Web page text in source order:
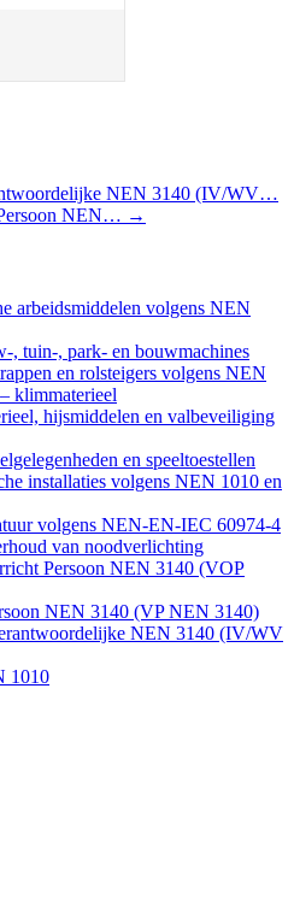
NEN 3140 (IV/WV…
NEN… →
arbeidsmiddelen volgens NEN
, tuin-, park- en bouwmachines
en rolsteigers volgens NEN
klimmaterieel
hijsmiddelen en valbeveiliging
en speeltoestellen
installaties volgens NEN 1010 en
volgens NEN-EN-IEC 60974-4
van noodverlichting
Persoon NEN 3140 (VOP
NEN 3140 (VP NEN 3140)
NEN 3140 (IV/WV
1010